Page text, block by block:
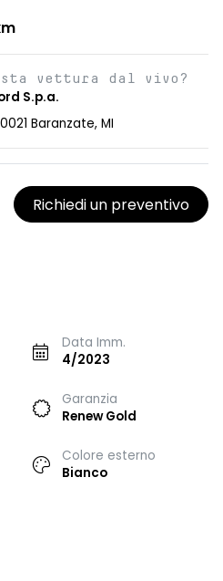
vettura dal vivo?
S.p.a.
Baranzate, MI
Richiedi un preventivo
Data Imm.
4/2023
Garanzia
Renew Gold
Colore esterno
Bianco